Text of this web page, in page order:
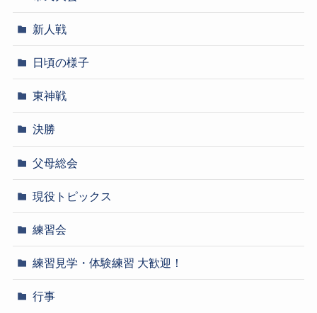
新人戦
日頃の様子
東神戦
決勝
父母総会
現役トピックス
練習会
練習見学・体験練習 大歓迎！
行事